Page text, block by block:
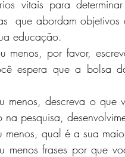
vitais para
que abordam
educação.
menos, por favor,
espera que a bolsa
menos, descreva o que
pesquisa,
menos, qual é a sua
menos frases por que